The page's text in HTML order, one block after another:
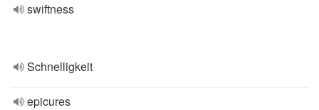
swiftness
Schnelligkeit
epicures